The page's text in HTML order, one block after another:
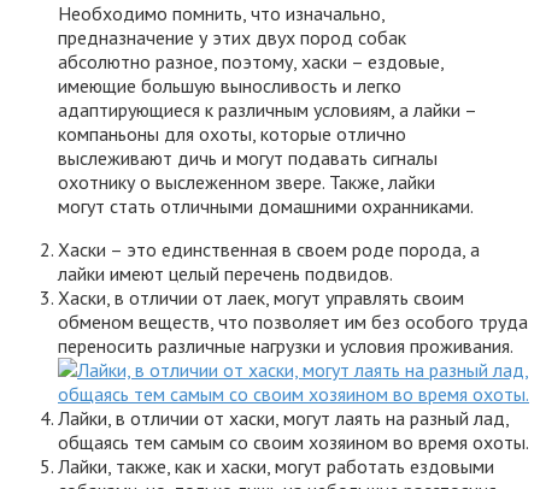
Необходимо помнить, что изначально,
предназначение у этих двух пород собак
абсолютно разное, поэтому, хаски – ездовые,
имеющие большую выносливость и легко
адаптирующиеся к различным условиям, а лайки –
компаньоны для охоты, которые отлично
выслеживают дичь и могут подавать сигналы
охотнику о выслеженном звере. Также, лайки
могут стать отличными домашними охранниками.
Хаски – это единственная в своем роде порода, а
лайки имеют целый перечень подвидов.
Хаски, в отличии от лаек, могут управлять своим
обменом веществ, что позволяет им без особого труда
переносить различные нагрузки и условия проживания.
Лайки, в отличии от хаски, могут лаять на разный лад,
общаясь тем самым со своим хозяином во время охоты.
Лайки, также, как и хаски, могут работать ездовыми